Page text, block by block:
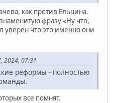
как против Ельцина.
фразу «Ну что,
уверен что это именно они
07:31
реформы - полностью
все помнят.